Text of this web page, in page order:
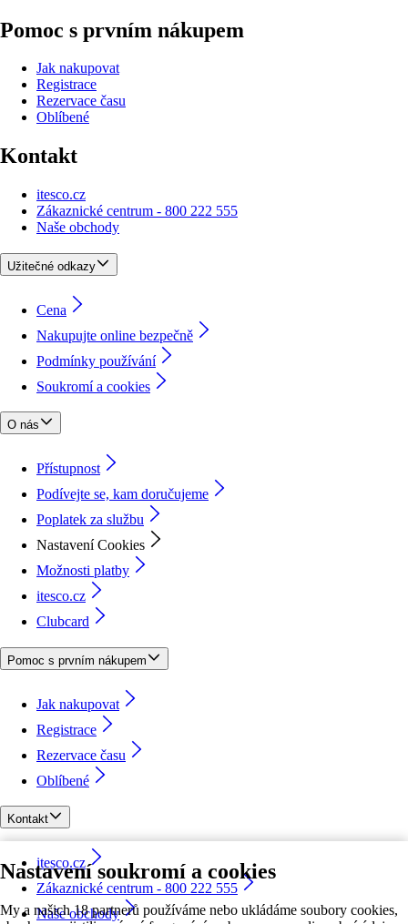
Nastavení soukromí a cookies
My a našich 18 partnerů používáme nebo ukládáme soubory cookies,
Pomoc s prvním nákupem
Jak nakupovat
Registrace
Rezervace času
Oblíbené
Kontakt
itesco.cz
Zákaznické centrum - 800 222 555
Naše obchody
Užitečné odkazy
Cena
Nakupujte online bezpečně
Podmínky používání
Soukromí a cookies
O nás
Přístupnost
Podívejte se, kam doručujeme
Poplatek za službu
Nastavení Cookies
Možnosti platby
itesco.cz
Clubcard
Pomoc s prvním nákupem
Jak nakupovat
Registrace
Rezervace času
Oblíbené
Kontakt
itesco.cz
Zákaznické centrum - 800 222 555
Naše obchody